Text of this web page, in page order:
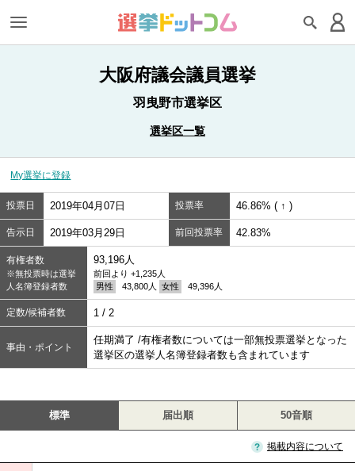
大阪府議会議員選挙
羽曳野市選挙区
選挙区一覧
My選挙に登録
投票日 2019年04月07日 投票率 46.86% ( ↑ )
告示日 2019年03月29日 前回投票率 42.83%
有権者数
※無投票時は選挙
人名簿登録者数
93,196人
前回より +1,235人
男性
43,800人 女性 49,396人
定数/候補者数 1 / 2
事由・ポイント
任期満了 /有権者数については一部無投票選挙となった
選挙区の選挙人名簿登録者数も含まれています
標準 届出順 50音順
掲載内容について